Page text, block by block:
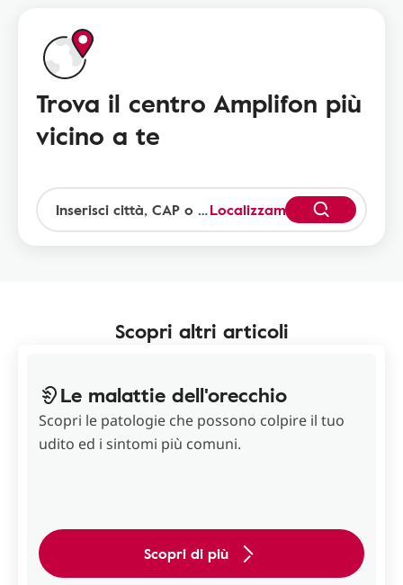
Trova il centro Amplifon più
vicino a te
Localizzami
Scopri altri articoli
Le malattie dell'orecchio
Scopri le patologie che possono colpire il tuo
udito ed i sintomi più comuni.
Scopri di più